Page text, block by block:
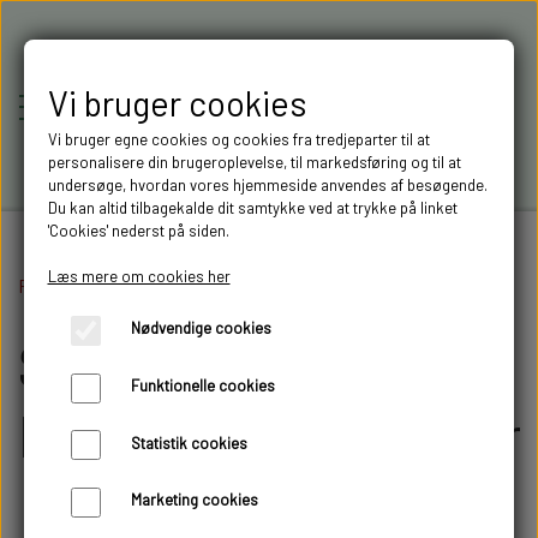
RC-MODELLER,
MODELTRUCKS,
MODELLASTBILER & 3D
FILAMENT I AARHUS M.FL.
Forside Salgs- og leveringsbetingelser
Salgs- og
leveringsbetingelser
Vi bruger cookies
Vi bruger egne cookies og cookies fra tredjeparter til at
personalisere din brugeroplevelse, til markedsføring og til at
undersøge, hvordan vores hjemmeside anvendes af besøgende.
Du kan altid tilbagekalde dit samtykke ved at trykke på linket
'Cookies' nederst på siden.
Læs mere om cookies her
Nødvendige cookies
Funktionelle cookies
Statistik cookies
Marketing cookies